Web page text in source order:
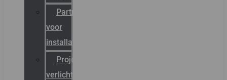
Partner
voor
installateurs
Projectreferenties
verlichting